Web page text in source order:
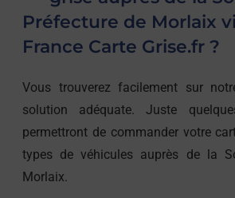
Préfecture de Morlaix
France Carte Grise.fr ?
Vous trouverez facilement sur
solution adéquate. Juste
permettront de commander votre
types de véhicules auprès de la
Morlaix.